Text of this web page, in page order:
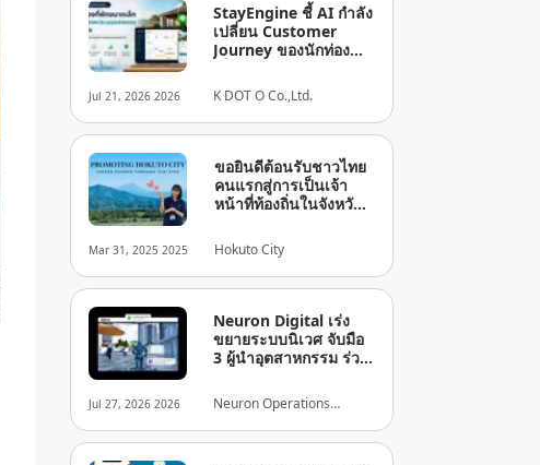
Jul 21, 2026 2026
StayEngine ชี้ AI กำลัง
เปลี่ยน Customer
Journey ของนักท่อง
ธุรกิจที่พักไทย
K DOT O Co.,Ltd.
Mar 31, 2025 2025
ขอยินดีต้อนรับชาวไทย
คนแรกสู่การเป็นเจ้า
หน้าที่ท้องถิ่นในจังหวัด
SAWADEE KA!! สัมผัส
เสน่ห์ของเมืองโฮคุโตะ
จังหวัดยามานาชิ เมืองที่
สามารถมองเห็นภูเขาไฟ
ฟูจิและเทือกเขายัตสึกา
ทาเกะ
Hokuto City
Jul 27, 2026 2026
Neuron Digital เร่ง
ขยายระบบนิเวศ จับมือ
3 ผู้นำอุตสาหกรรม ร่วม
“ปัญญาประดิษฐ์สำหรับ
พื้นที่อาคาร” (Building
Space Intelligence)
ครอบคลุมทั่วประเทศจีน
Neuron Operations